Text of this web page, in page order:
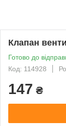
Клапан
Готово до
Код: 114928
147 ₴